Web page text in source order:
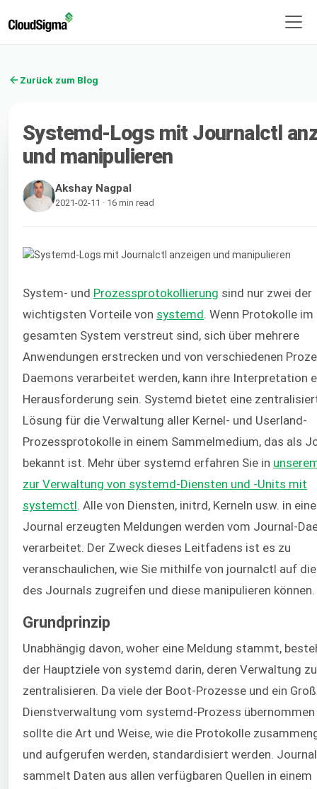
Zurück zum Blog
Systemd-Logs mit Journalctl
und manipulieren
Akshay Nagpal
2021-02-11 · 16 min read
System- und Prozessprotokollierung sind nur zwei der
wichtigsten Vorteile von systemd . Wenn Protokolle im
gesamten System verstreut sind, sich über mehrere
Anwendungen erstrecken und von verschiedenen
Daemons verarbeitet werden, kann ihre Interpretation
Herausforderung sein. Systemd bietet eine
Lösung für die Verwaltung aller Kernel- und Userland-
Prozessprotokolle in einem Sammelmedium, das als
bekannt ist. Mehr über systemd erfahren Sie in
zur Verwaltung von systemd-Diensten und -Units mit
systemctl . Alle von Diensten, initrd, Kerneln usw. in
Journal erzeugten Meldungen werden vom Journal-
verarbeitet. Der Zweck dieses Leitfadens ist es zu
veranschaulichen, wie Sie mithilfe von journalctl auf
des Journals zugreifen und diese manipulieren können.
Grundprinzip
Unabhängig davon, woher eine Meldung stammt,
der Hauptziele von systemd darin, deren Verwaltung zu
zentralisieren. Da viele der Boot-Prozesse und ein
Dienstverwaltung vom systemd-Prozess übernommen
sollte die Art und Weise, wie die Protokolle
und aufgerufen werden, standardisiert werden.
sammelt Daten aus allen verfügbaren Quellen in einem